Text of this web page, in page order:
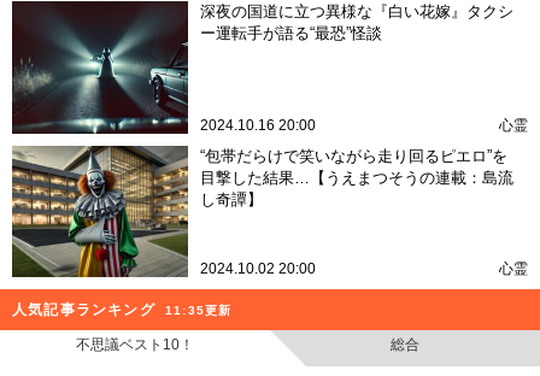
深夜の国道に立つ異様な『白い花嫁』タクシ
ー運転手が語る“最恐”怪談
2024.10.16 20:00 心霊
“包帯だらけで笑いながら走り回るピエロ”を
目撃した結果…【うえまつそうの連載：島流
し奇譚】
2024.10.02 20:00 心霊
人気記事ランキング 11:35更新
不思議ベスト10！ 総合